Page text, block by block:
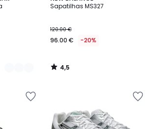
Sapatilhas MS327
120.00 €
96.00 € -20%
/ 5
4,5
/